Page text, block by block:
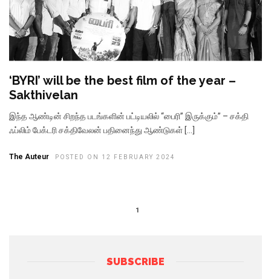
‘BYRI’ will be the best film of the year –
Sakthivelan
இந்த ஆண்டின் சிறந்த படங்களின் பட்டியலில் “பைரி” இருக்கும்” – சக்தி
ஃப்லிம் பேக்டரி சக்திவேலன் பதினைந்து ஆண்டுகள் […]
The Auteur POSTED ON 12 FEBRUARY 2024
1
SUBSCRIBE